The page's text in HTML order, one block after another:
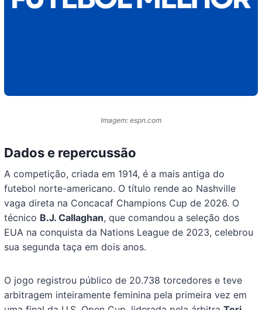
Imagem: espn.com
Dados e repercussão
A competição, criada em 1914, é a mais antiga do
futebol norte-americano. O título rende ao Nashville
vaga direta na Concacaf Champions Cup de 2026. O
técnico B.J. Callaghan, que comandou a seleção dos
EUA na conquista da Nations League de 2023, celebrou
sua segunda taça em dois anos.
O jogo registrou público de 20.738 torcedores e teve
arbitragem inteiramente feminina pela primeira vez em